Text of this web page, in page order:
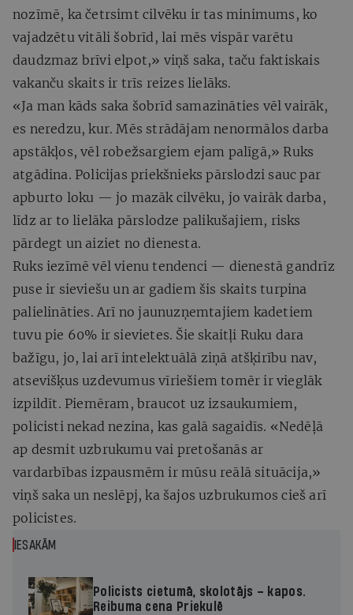
nozīmē, ka četrsimt cilvēku ir tas minimums, ko
vajadzētu vitāli šobrīd, lai mēs vispār varētu
daudzmaz brīvi elpot,» viņš saka, taču faktiskais
vakanču skaits ir trīs reizes lielāks.
«Ja man kāds saka šobrīd samazināties vēl vairāk,
es neredzu, kur. Mēs strādājam nenormālos darba
apstākļos, vēl robežsargiem ejam palīgā,» Ruks
atgādina. Policijas priekšnieks pārslodzi sauc par
apburto loku — jo mazāk cilvēku, jo vairāk darba,
līdz ar to lielāka pārslodze palikušajiem, risks
pārdegt un aiziet no dienesta.
Ruks iezīmē vēl vienu tendenci — dienestā gandrīz
puse ir sieviešu un ar gadiem šis skaits turpina
palielināties. Arī no jaunuzņemtajiem kadetiem
tuvu pie 60% ir sievietes. Šie skaitļi Ruku dara
bažīgu, jo, lai arī intelektuālā ziņā atšķirību nav,
atsevišķus uzdevumus vīriešiem tomēr ir vieglāk
izpildīt. Piemēram, braucot uz izsaukumiem,
policisti nekad nezina, kas galā sagaidīs. «Nedēļā
ap desmit uzbrukumu vai pretošanās ar
vardarbības izpausmēm ir mūsu reālā situācija,»
viņš saka un neslēpj, ka šajos uzbrukumos cieš arī
policistes.
IESAKĀM
Policists cietumā, skolotājs – kapos.
Reibuma cena Priekulē